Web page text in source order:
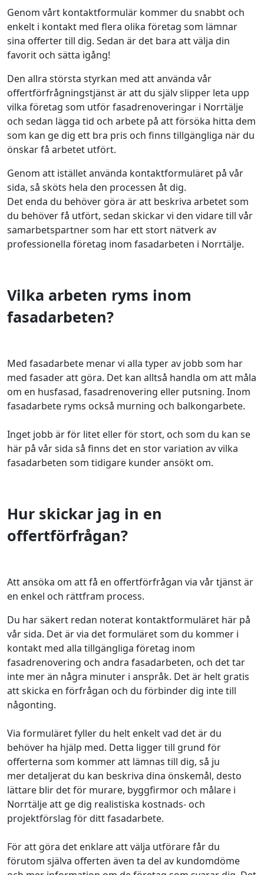
Genom vårt kontaktformulär kommer du snabbt och
enkelt i kontakt med flera olika företag som lämnar
sina offerter till dig. Sedan är det bara att välja din
favorit och sätta igång!
Den allra största styrkan med att använda vår
offertförfrågningstjänst är att du själv slipper leta upp
vilka företag som utför fasadrenoveringar i Norrtälje
och sedan lägga tid och arbete på att försöka hitta dem
som kan ge dig ett bra pris och finns tillgängliga när du
önskar få arbetet utfört.
Genom att istället använda kontaktformuläret på vår
sida, så sköts hela den processen åt dig.
Det enda du behöver göra är att beskriva arbetet som
du behöver få utfört, sedan skickar vi den vidare till vår
samarbetspartner som har ett stort nätverk av
professionella företag inom fasadarbeten i Norrtälje.
Vilka arbeten ryms inom
fasadarbeten?
Med fasadarbete menar vi alla typer av jobb som har
med fasader att göra. Det kan alltså handla om att måla
om en husfasad, fasadrenovering eller putsning. Inom
fasadarbete ryms också murning och balkongarbete.
Inget jobb är för litet eller för stort, och som du kan se
här på vår sida så finns det en stor variation av vilka
fasadarbeten som tidigare kunder ansökt om.
Hur skickar jag in en
offertförfrågan?
Att ansöka om att få en offertförfrågan via vår tjänst är
en enkel och rättfram process.
Du har säkert redan noterat kontaktformuläret här på
vår sida. Det är via det formuläret som du kommer i
kontakt med alla tillgängliga företag inom
fasadrenovering och andra fasadarbeten, och det tar
inte mer än några minuter i anspråk. Det är helt gratis
att skicka en förfrågan och du förbinder dig inte till
någonting.
Via formuläret fyller du helt enkelt vad det är du
behöver ha hjälp med. Detta ligger till grund för
offerterna som kommer att lämnas till dig, så ju
mer detaljerat du kan beskriva dina önskemål, desto
lättare blir det för murare, byggfirmor och målare i
Norrtälje att ge dig realistiska kostnads- och
projektförslag för ditt fasadarbete.
För att göra det enklare att välja utförare får du
förutom själva offerten även ta del av kundomdöme